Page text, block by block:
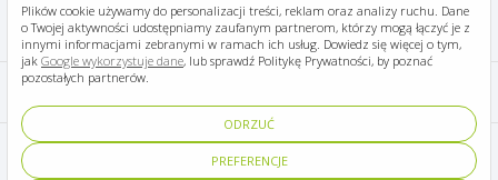
Plików cookie używamy do personalizacji treści, reklam oraz analizy ruchu. Dane
o Twojej aktywności udostępniamy zaufanym partnerom, którzy mogą łączyć je z
innymi informacjami zebranymi w ramach ich usług. Dowiedz się więcej o tym,
jak Google wykorzystuje dane, lub sprawdź Politykę Prywatności, by poznać
pozostałych partnerów.
ODRZUĆ
PREFERENCJE
Mazury Travel © 2026
Polityka prywatności